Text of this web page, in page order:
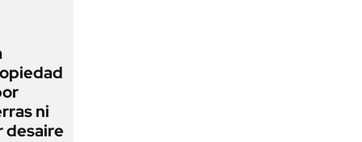
ni
desaire